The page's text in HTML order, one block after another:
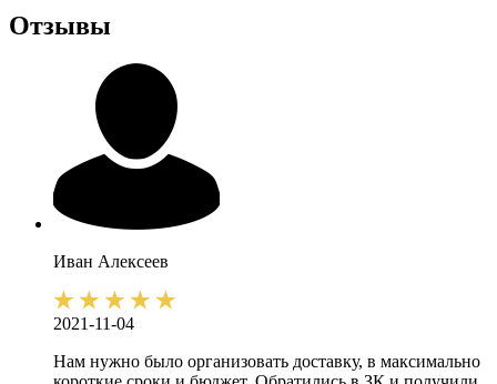
Отзывы
Иван Алексеев
2021-11-04
Нам нужно было организовать доставку, в максимально